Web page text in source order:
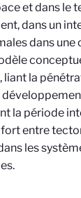
et dans le
dans un
dans
liant la
la période
entre
les